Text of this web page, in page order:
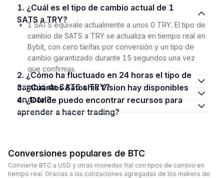
1. ¿Cuál es el tipo de cambio actual de 1
SATS a TRY?
1 SATS equivale actualmente a unos 0 TRY. El tipo de
cambio de SATS a TRY se actualiza en tiempo real en
Bybit, con cero tarifas por conversión y un tipo de
cambio garantizado durante 15 segundos una vez
que confirmas.
2. ¿Cómo ha fluctuado en 24 horas el tipo de
cambio de SATS a TRY?
3. ¿Cuántos Satoshis Vision hay disponibles
en total?
4. ¿Dónde puedo encontrar recursos para
aprender a hacer trading?
Conversiones populares de BTC
Convierte BTC a USD y otras monedas fiat con tipos de cambio en
tiempo real. Gracias a las cotizaciones agregadas de los makers de